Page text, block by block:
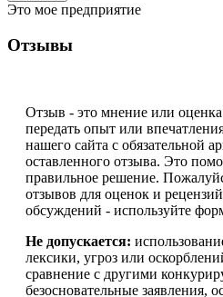
Это мое предприятие
Отзывы
Отзыв - это мнение или
передать опыт или
нашего сайта с обязательной
оставленного отзыва. Это
правильное решение.
отзывов для оценок и
обсуждений - используйте
Не допускается:
лексики, угроз или
сравнение с другими
безосновательные заявления,